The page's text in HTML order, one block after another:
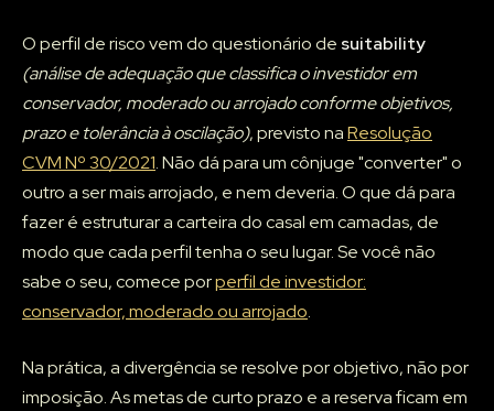
O perfil de risco vem do questionário de suitability
(análise de adequação que classifica o investidor em
conservador, moderado ou arrojado conforme objetivos,
prazo e tolerância à oscilação), previsto naResolução
CVM Nº 30/2021. Não dá para um cônjuge "converter" o
outro a ser mais arrojado, e nem deveria. O que dá para
fazer é estruturar a carteira do casal em camadas, de
modo que cada perfil tenha o seu lugar. Se você não
sabe o seu, comece porperfil de investidor:
conservador, moderado ou arrojado.
Na prática, a divergência se resolve por objetivo, não por
imposição. As metas de curto prazo e a reserva ficam em